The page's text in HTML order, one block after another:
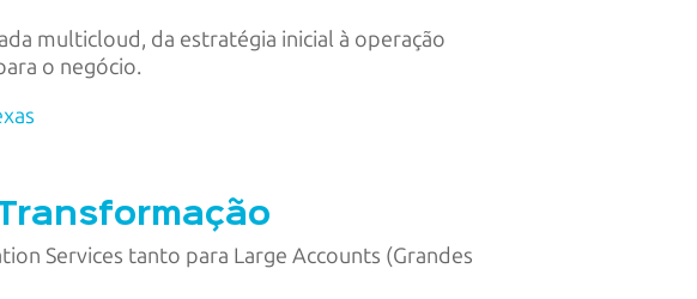
multicloud, da estratégia inicial à operação
o negócio.
Services tanto para Large Accounts (Grandes